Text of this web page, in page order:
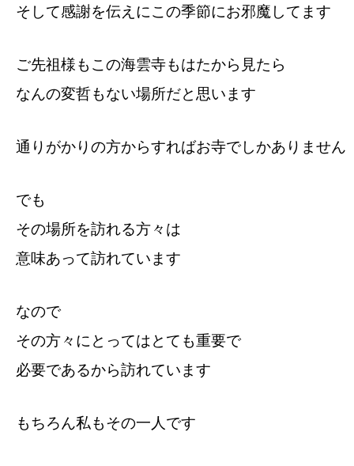
そして感謝を伝えにこの季節にお邪魔してます
ご先祖様もこの海雲寺もはたから見たら
なんの変哲もない場所だと思います
通りがかりの方からすればお寺でしかありません
でも
その場所を訪れる方々は
意味あって訪れています
なので
その方々にとってはとても重要で
必要であるから訪れています
もちろん私もその一人です